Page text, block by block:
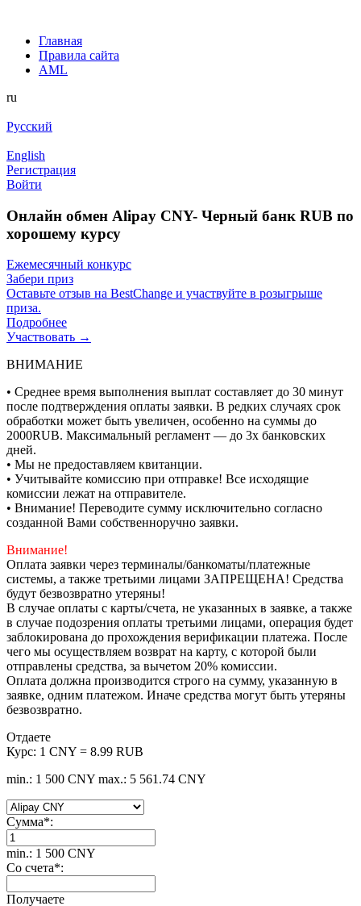
Главная
Правила сайта
AML
ru
Русский
English
Регистрация
Войти
Онлайн обмен Alipay CNY- Черный банк RUB по
хорошему курсу
Ежемесячный конкурс
Забери приз
Оставьте отзыв на BestChange и участвуйте в розыгрыше
приза.
Подробнее
Участвовать →
ВНИМАНИЕ
• Среднее время выполнения выплат составляет до 30 минут
после подтверждения оплаты заявки. В редких случаях срок
обработки может быть увеличен, особенно на суммы до
2000RUB. Максимальный регламент — до 3х банковских
дней.
• Мы не предоставляем квитанции.
• Учитывайте комиссию при отправке! Все исходящие
комиссии лежат на отправителе.
• Внимание! Переводите сумму исключительно согласно
созданной Вами собственноручно заявки.
Внимание!
Оплата заявки через терминалы/банкоматы/платежные
системы, а также третьими лицами ЗАПРЕЩЕНА! Средства
будут безвозвратно утеряны!
В случае оплаты с карты/счета, не указанных в заявке, а также
в случае подозрения оплаты третьими лицами, операция будет
заблокирована до прохождения верификации платежа. После
чего мы осуществляем возврат на карту, с которой были
отправлены средства, за вычетом 20% комиссии.
Оплата должна производится строго на сумму, указанную в
заявке, одним платежом. Иначе средства могут быть утеряны
безвозвратно.
Отдаете
Курс: 1 CNY = 8.99 RUB
min.: 1 500 CNY max.: 5 561.74 CNY
Сумма*:
min.: 1 500 CNY
Со счета*:
Получаете